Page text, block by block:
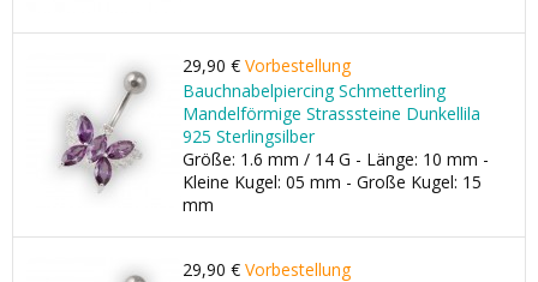
29,90 € Vorbestellung
Bauchnabelpiercing Schmetterling
Mandelförmige Strasssteine Dunkellila
925 Sterlingsilber
Größe: 1.6 mm / 14 G - Länge: 10 mm -
Kleine Kugel: 05 mm - Große Kugel: 15
mm
29,90 € Vorbestellung